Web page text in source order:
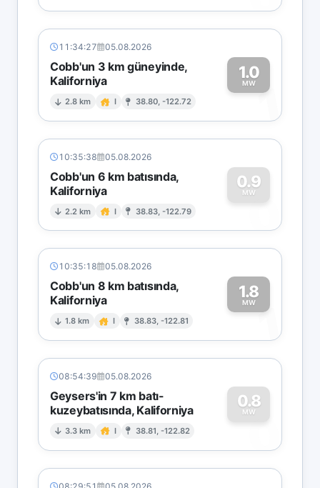
11:34:27 05.08.2026
Cobb'un 3 km güneyinde,
Kaliforniya
2.8 km I 38.80, -122.72
1.0
MW1
10:35:38 05.08.2026
Cobb'un 6 km batısında,
Kaliforniya
2.2 km I 38.83, -122.79
0.9
MW
0
10:35:18 05.08.2026
Cobb'un 8 km batısında,
Kaliforniya
1.8 km I 38.83, -122.81
1.8
MW1
08:54:39 05.08.2026
Geysers'in 7 km batı-
kuzeybatısında, Kaliforniya
3.3 km I 38.81, -122.82
0.8
MW
0